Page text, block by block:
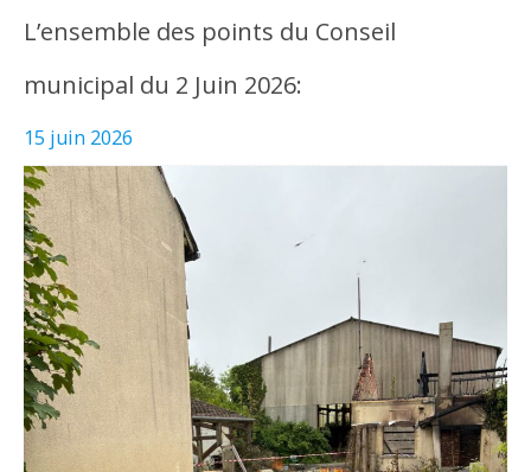
L’ensemble des points du Conseil
municipal du 2 Juin 2026:
15 juin 2026